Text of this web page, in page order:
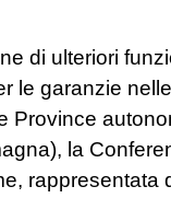
di ulteriori
le garanzie
Province
la
rappresentata